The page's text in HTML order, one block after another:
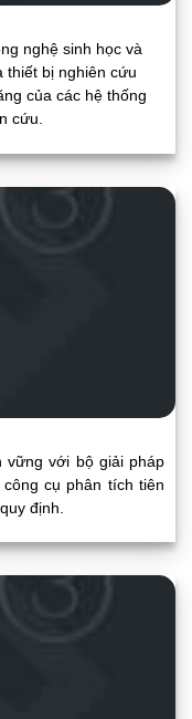
nghệ sinh học và
thiết bị nghiên cứu
của các hệ thống
cứu.
vững với bộ giải pháp
cụ phân tích tiên
định.